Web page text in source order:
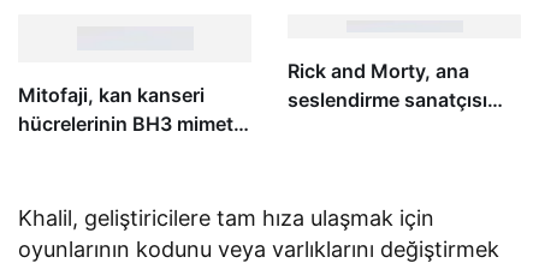
Mitofaji, kan kanseri
hücrelerinin BH3 mimetik
yardımcı oluyor
Rick and Morty, ana
seslendirme sanatçısı
Khalil, geliştiricilere tam hıza ulaşmak için
oyunlarının kodunu veya varlıklarını değiştirmek